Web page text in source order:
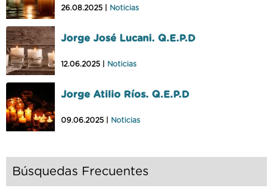
26.08.2025 | Noticias
Jorge José Lucani. Q.E.P.D
12.06.2025 | Noticias
Jorge Atilio Ríos. Q.E.P.D
09.06.2025 | Noticias
Búsquedas Frecuentes